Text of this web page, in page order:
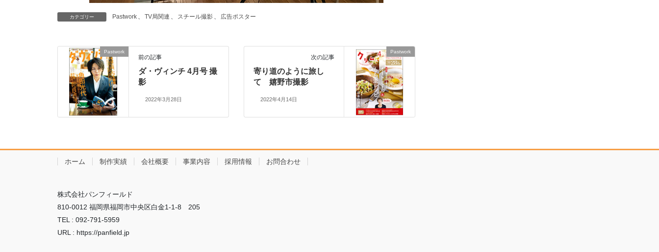
カテゴリー Pastwork TV局関連 スチール撮影 広告ポスター
Pastwork
前の記事
ダ・ヴィンチ 4月号 撮
影
2022年3月28日
Pastwork
次の記事
寄り道のように旅し
て 嬉野市撮影
2022年4月14日
ホーム 制作実績 会社概要 事業内容 採用情報 お問合わせ
株式会社パンフィールド
810-0012 福岡県福岡市中央区白金1-1-8 205
TEL : 092-791-5959
URL : https://panfield.jp